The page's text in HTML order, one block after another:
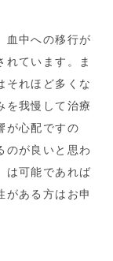
血中への移行が
れています。ま
それほど多くな
を我慢して治療
が心配ですの
のが良いと思わ
は可能であれば
がある方はお申